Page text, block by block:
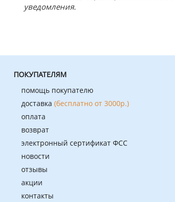
уведомления.
ПОКУПАТЕЛЯМ
помощь покупателю
доставка (бесплатно от 3000р.)
оплата
возврат
электронный сертификат ФСС
новости
отзывы
акции
контакты